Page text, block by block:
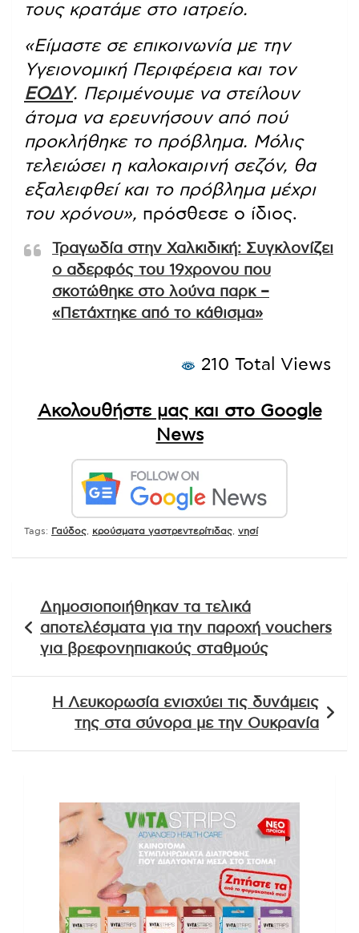
τους κρατάμε στο ιατρείο.
«Είμαστε σε επικοινωνία με την
Υγειονομική Περιφέρεια και τον
ΕΟΔΥ. Περιμένουμε να στείλουν
άτομα να ερευνήσουν από πού
προκλήθηκε το πρόβλημα. Μόλις
τελειώσει η καλοκαιρινή σεζόν, θα
εξαλειφθεί και το πρόβλημα μέχρι
του χρόνου», πρόσθεσε ο ίδιος.
Τραγωδία στην Χαλκιδική: Συγκλονίζει
ο αδερφός του 19χρονου που
σκοτώθηκε στο λούνα παρκ –
«Πετάχτηκε από το κάθισμα»
210 Total Views
Ακολουθήστε μας και στο Google
News
Tags: Γαύδος κρούσματα γαστρεντερίτιδας νησί
άρθρων
Δημοσιοποιήθηκαν τα τελικά
αποτελέσματα για την παροχή vouchers
για βρεφονηπιακούς σταθμούς
Η Λευκορωσία ενισχύει τις δυνάμεις
της στα σύνορα με την Ουκρανία